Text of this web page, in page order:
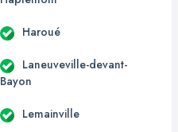
Haroué
Laneuveville-devant-
Bayon
Lemainville